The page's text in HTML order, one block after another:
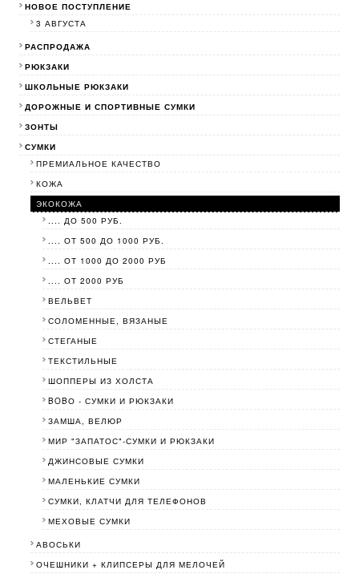
НОВОЕ ПОСТУПЛЕНИЕ
3 АВГУСТА
РАСПРОДАЖА
РЮКЗАКИ
ШКОЛЬНЫЕ РЮКЗАКИ
ДОРОЖНЫЕ И СПОРТИВНЫЕ СУМКИ
ЗОНТЫ
СУМКИ
ПРЕМИАЛЬНОЕ КАЧЕСТВО
КОЖА
ЭКОКОЖА
.... ДО 500 РУБ.
.... ОТ 500 ДО 1000 РУБ.
.... ОТ 1000 ДО 2000 РУБ
.... ОТ 2000 РУБ
ВЕЛЬВЕТ
СОЛОМЕННЫЕ, ВЯЗАНЫЕ
СТЕГАНЫЕ
ТЕКСТИЛЬНЫЕ
ШОППЕРЫ ИЗ ХОЛСТА
BOBО - СУМКИ И РЮКЗАКИ
ЗАМША, ВЕЛЮР
МИР "ЗАПАТОС"-СУМКИ И РЮКЗАКИ
ДЖИНСОВЫЕ СУМКИ
МАЛЕНЬКИЕ СУМКИ
СУМКИ, КЛАТЧИ ДЛЯ ТЕЛЕФОНОВ
МЕХОВЫЕ СУМКИ
АВОСЬКИ
ОЧЕШНИКИ + КЛИПСЕРЫ ДЛЯ МЕЛОЧЕЙ